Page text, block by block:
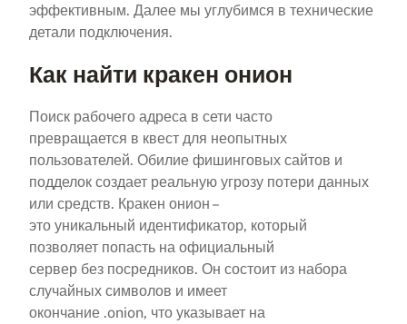
эффективным. Далее мы углубимся в технические
детали подключения.
Как найти кракен онион
Поиск рабочего адреса в сети часто
превращается в квест для неопытных
пользователей. Обилие фишинговых сайтов и
подделок создает реальную угрозу потери данных
или средств. Кракен онион –
это уникальный идентификатор, который
позволяет попасть на официальный
сервер без посредников. Он состоит из набора
случайных символов и имеет
окончание .onion, что указывает на